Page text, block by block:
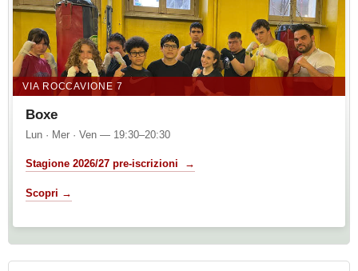
VIA ROCCAVIONE 7
Boxe
Lun · Mer · Ven — 19:30–20:30
Stagione 2026/27 pre-iscrizioni →
Scopri →